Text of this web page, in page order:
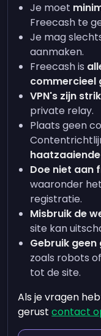
Je moet
Freecash te
Je mag
aanmaken.
Freecash is
commercieel
VPN's zijn
private relay.
Plaats geen
Doe niet aan
waaronder
registratie.
Misbruik de
site kan
Gebruik
zoals robots
tot de site.
Als je vragen
gerustcontact